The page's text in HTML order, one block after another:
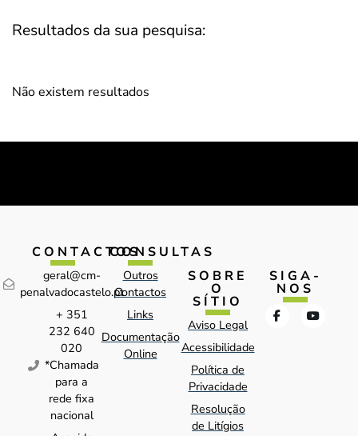
Resultados da sua pesquisa:
Não existem resultados
CONTACTOS
geral@cm-
penalvadocastelo.pt
+ 351
232 640
020
*Chamada
para a
rede fixa
nacional
CONSULTAS
Outros
Contactos
Links
Documentação
Online
SOBRE
O
SÍTIO
Aviso Legal
Acessibilidade
Política de
Privacidade
Resolução
de Litígios
SIGA-
NOS